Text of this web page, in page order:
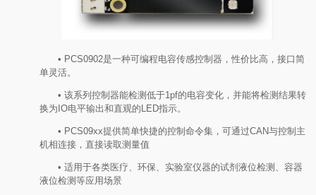
• PCS0902是一种可编程电容传感控制器，性价比高，接口简
单灵活。
• 该系列控制器能检测低于1pf的电容变化，并能将检测结果转
换为IO电平输出和直观的LED指示。
• PCS09xx提供简单快捷的控制命令集，可通过CAN与控制主
机相连接，直接读取测量值
• 适用于各类医疗、环保、实验室仪器的试剂液位检测、容器
液位检测等应用场景